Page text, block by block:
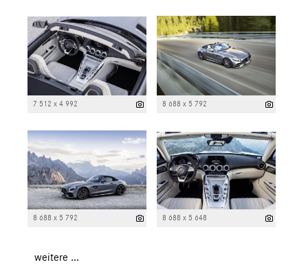
7 512 x 4 992 8 688 x 5 792
8 688 x 5 792 8 688 x 5 648
weitere ...